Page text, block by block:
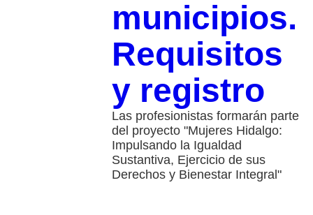
municipios.
Requisitos
y registro
Las profesionistas formarán parte
del proyecto "Mujeres Hidalgo:
Impulsando la Igualdad
Sustantiva, Ejercicio de sus
Derechos y Bienestar Integral"